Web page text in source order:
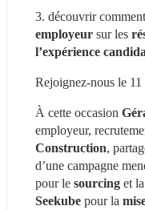
3. découvrir comment
employeur sur les
l’expérience
Rejoignez-nous le
À cette occasion
employeur,
Construction,
d’une campagne
pour le sourcing et la
Seekube pour la